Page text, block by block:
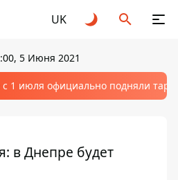
UK
5 Июня 2021
1 июля официально подняли
в Днепре будет